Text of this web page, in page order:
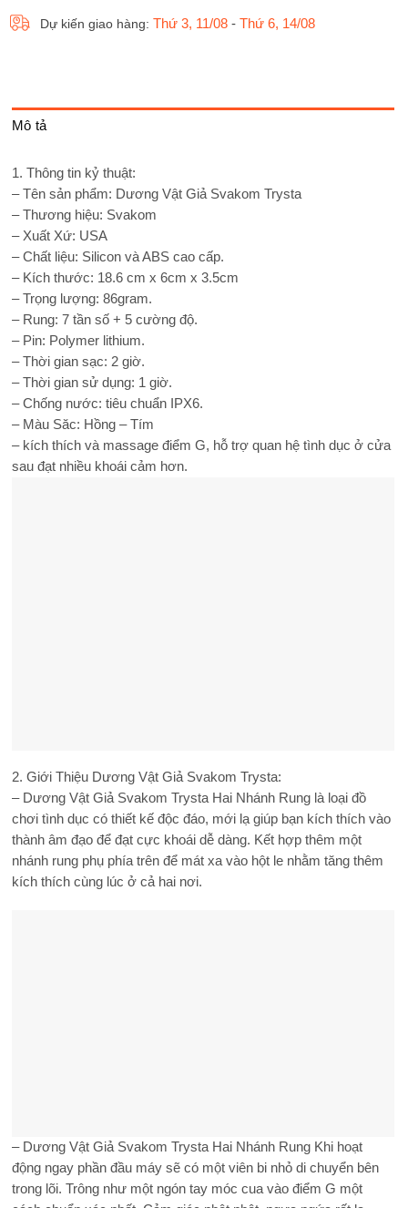
Dự kiến giao hàng: Thứ 3, 11/08 - Thứ 6, 14/08
Mô tả
1. Thông tin kỷ thuật:
– Tên sản phẩm: Dương Vật Giả Svakom Trysta
– Thương hiệu: Svakom
– Xuất Xứ: USA
– Chất liệu: Silicon và ABS cao cấp.
– Kích thước: 18.6 cm x 6cm x 3.5cm
– Trọng lượng: 86gram.
– Rung: 7 tần số + 5 cường độ.
– Pin: Polymer lithium.
– Thời gian sạc: 2 giờ.
– Thời gian sử dụng: 1 giờ.
– Chống nước: tiêu chuẩn IPX6.
– Màu Săc: Hồng – Tím
– kích thích và massage điểm G, hỗ trợ quan hệ tình dục ở cửa
sau đạt nhiều khoái cảm hơn.
2. Giới Thiệu Dương Vật Giả Svakom Trysta:
– Dương Vật Giả Svakom Trysta Hai Nhánh Rung là loại đồ
chơi tình dục có thiết kế độc đáo, mới lạ giúp bạn kích thích vào
thành âm đạo để đạt cực khoái dễ dàng. Kết hợp thêm một
nhánh rung phụ phía trên để mát xa vào hột le nhằm tăng thêm
kích thích cùng lúc ở cả hai nơi.
– Dương Vật Giả Svakom Trysta Hai Nhánh Rung Khi hoạt
động ngay phần đầu máy sẽ có một viên bi nhỏ di chuyển bên
trong lõi. Trông như một ngón tay móc cua vào điểm G một